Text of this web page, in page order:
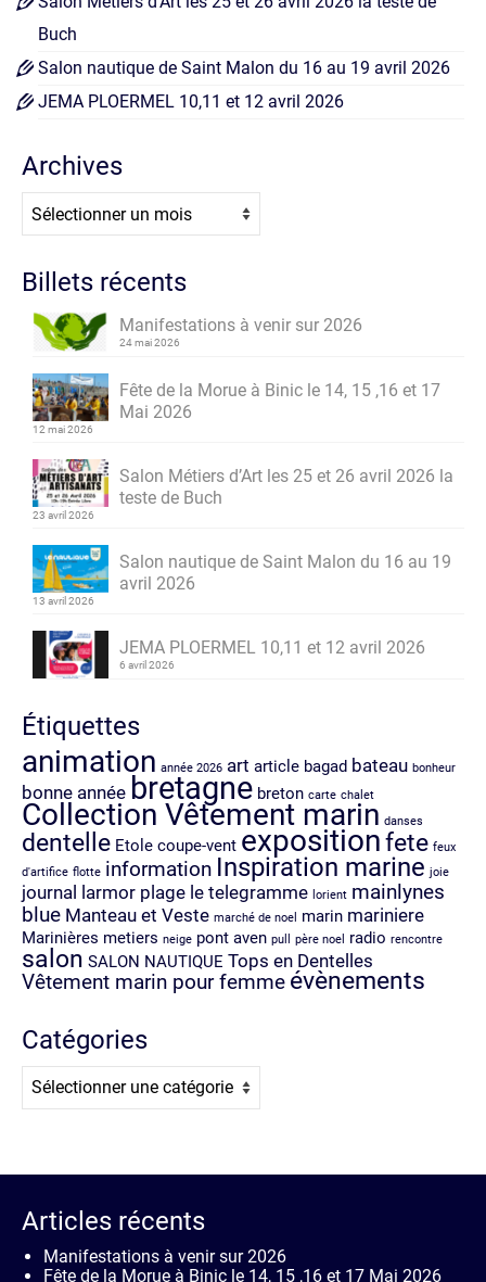
Buch
Salon nautique de Saint Malon du 16 au 19 avril 2026
JEMA PLOERMEL 10,11 et 12 avril 2026
Archives
Archives
Billets récents
Manifestations à venir sur 2026
24 mai 2026
Fête de la Morue à Binic le 14, 15 ,16 et 17
Mai 2026
12 mai 2026
Salon Métiers d’Art les 25 et 26 avril 2026 la
teste de Buch
23 avril 2026
Salon nautique de Saint Malon du 16 au 19
avril 2026
13 avril 2026
JEMA PLOERMEL 10,11 et 12 avril 2026
6 avril 2026
Étiquettes
animation année 2026 art article bagad bateau bonheur
bonne année bretagne breton carte chalet
Collection Vêtement marin danses
dentelle Etole coupe-vent expositionfete feux
d'artifice flotte information Inspiration marine joie
journal larmor plage le telegramme lorient mainlynes
blue Manteau et Veste marché de noel marin mariniere
Marinières metiers neige pont aven pull père noel radio rencontre
salon SALON NAUTIQUE Tops en Dentelles
Vêtement marin pour femme évènements
Catégories
Catégories
Articles récents
Manifestations à venir sur 2026
Fête de la Morue à Binic le 14, 15 ,16 et 17 Mai 2026